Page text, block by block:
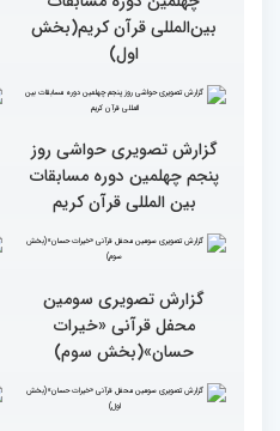
رقابت بخش برادران
چهلمین دوره مسابقات
بین‌المللی قرآن کریم(بخش
اول)
گزارش تصویری حواشی روز